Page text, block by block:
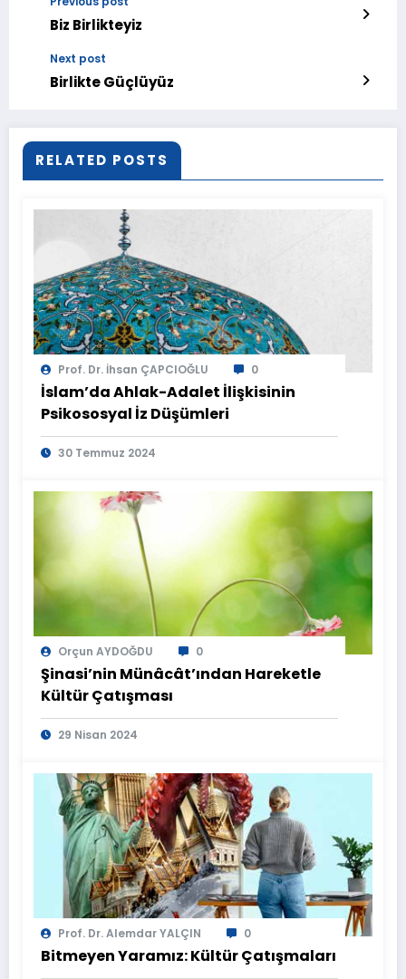
Biz Birlikteyiz
Next post
Birlikte Güçlüyüz
RELATED POSTS
Prof. Dr. İhsan ÇAPCIOĞLU 0
İslam’da Ahlak-Adalet İlişkisinin
Psikososyal İz Düşümleri
30 Temmuz 2024
Orçun AYDOĞDU 0
Şinasi’nin Münâcât’ından Hareketle
Kültür Çatışması
29 Nisan 2024
Prof. Dr. Alemdar YALÇIN 0
Bitmeyen Yaramız: Kültür Çatışmaları